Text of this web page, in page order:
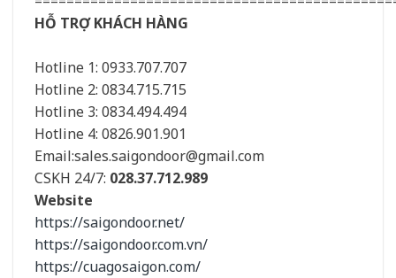
HỖ TRỢ KHÁCH HÀNG
Hotline 1: 0933.707.707
Hotline 2: 0834.715.715
Hotline 3: 0834.494.494
Hotline 4: 0826.901.901
Email:sales.saigondoor@gmail.com
CSKH 24/7: 028.37.712.989
Website
https://saigondoor.net/
https://saigondoor.com.vn/
https://cuagosaigon.com/